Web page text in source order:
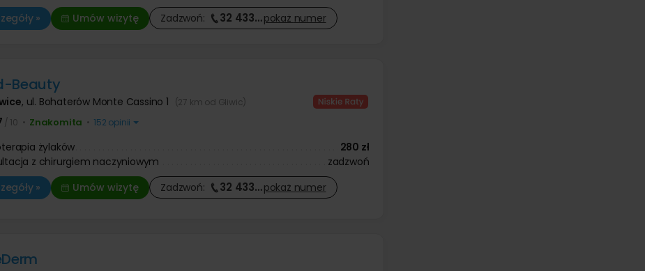
»
Umów wizytę Zadzwoń: 32 433…pokaż numer
Beauty
, ul. Bohaterów Monte Cassino 1 (27 km od Gliwic)
/ 10 • Znakomita • 152 opinii
żylaków
280 zł
z chirurgiem naczyniowym
zadzwoń
»
Umów wizytę Zadzwoń: 32 433…pokaż numer